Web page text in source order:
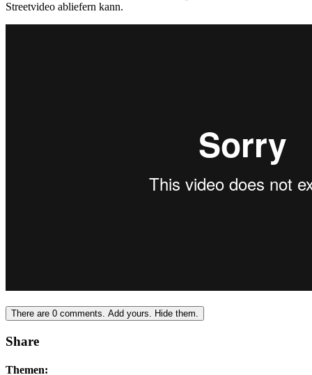
Streetvideo abliefern kann.
There are 0 comments. Add yours. Hide them.
Share
Themen: